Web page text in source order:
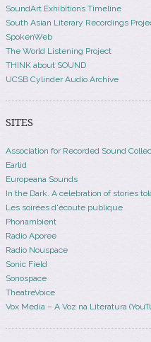
SoundArt Exhibitions Timeline
South Asian Literary Recordings
SpokenWeb
The World Listening Project
THINK about SOUND
UCSB Cylinder Audio Archive
SITES
Association for Recorded Sound
Earlid
Europeana Sounds
In the Dark. A celebration of stories
Les soirées d'écoute publique
Phonambient
Radio Aporee
Radio Nouspace
Sonic Field
Sonospace
TheatreVoice
Vox Media – A Voz na Literatura